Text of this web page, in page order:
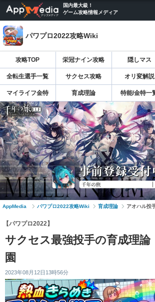
国内最大級！
ゲーム攻略情報メディア
パワプロ2022攻略Wiki
攻略TOP 栄冠ナイン攻略 隠しマス
全転生選手一覧 サクセス攻略 オリ変解説
マイライフ金特 育成理論 特能/金特一
AppMedia パワプロ2022攻略Wiki 育成理論 アオハル投
【パワプロ2022】
サクセス最強投手の育成理論
園
2023年08月12日13時56分